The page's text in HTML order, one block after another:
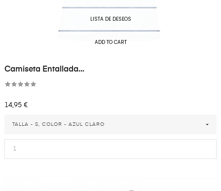
LISTA DE DESEOS
ADD TO CART
Camiseta Entallada...
Precio
14,95 €
TALLA - S, COLOR - AZUL CLARO